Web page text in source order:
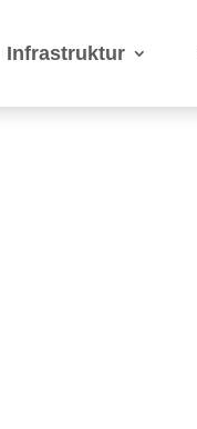
Infrastruktur